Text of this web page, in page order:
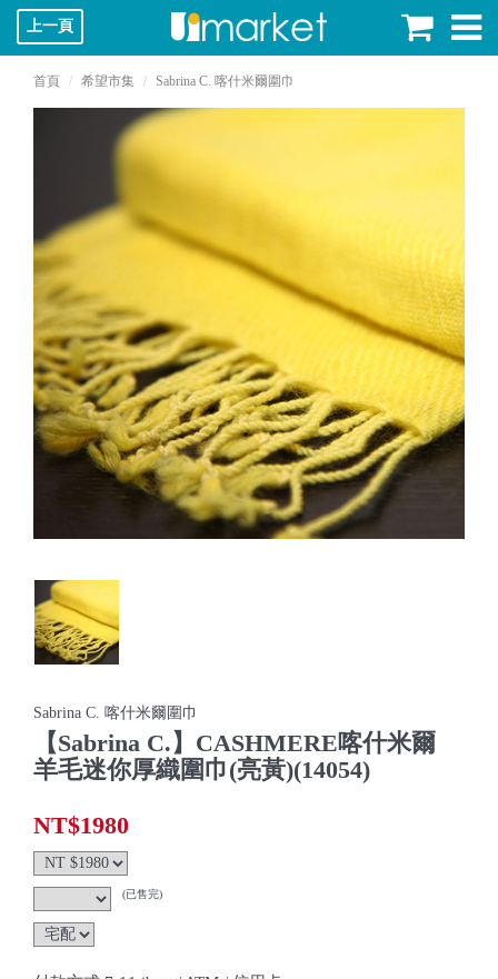
上一頁
首頁 希望市集 Sabrina C. 喀什米爾圍巾
Sabrina C. 喀什米爾圍巾
【Sabrina C.】CASHMERE喀什米爾
羊毛迷你厚織圍巾(亮黃)(14054)
NT$1980
(已售完)